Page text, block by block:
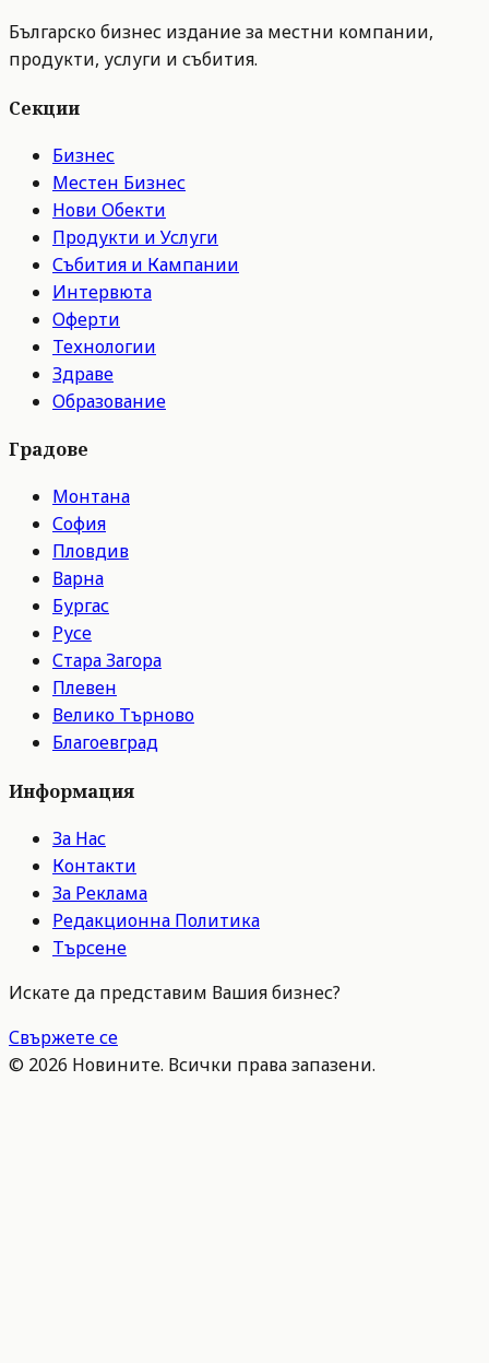
Българско бизнес издание за местни компании,
продукти, услуги и събития.
Секции
Бизнес
Местен Бизнес
Нови Обекти
Продукти и Услуги
Събития и Кампании
Интервюта
Оферти
Технологии
Здраве
Образование
Градове
Монтана
София
Пловдив
Варна
Бургас
Русе
Стара Загора
Плевен
Велико Търново
Благоевград
Информация
За Нас
Контакти
За Реклама
Редакционна Политика
Търсене
Искате да представим Вашия бизнес?
Свържете се
© 2026 Новините. Всички права запазени.